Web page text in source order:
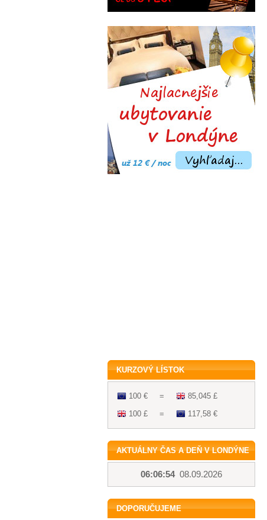
KURZOVÝ LÍSTOK
100 € =
85,045 £
100 £
= 117,58 €
AKTUÁLNY ČAS A DEŇ V LONDÝNE
06:06:54 08.09.2026
DOPORUČUJEME